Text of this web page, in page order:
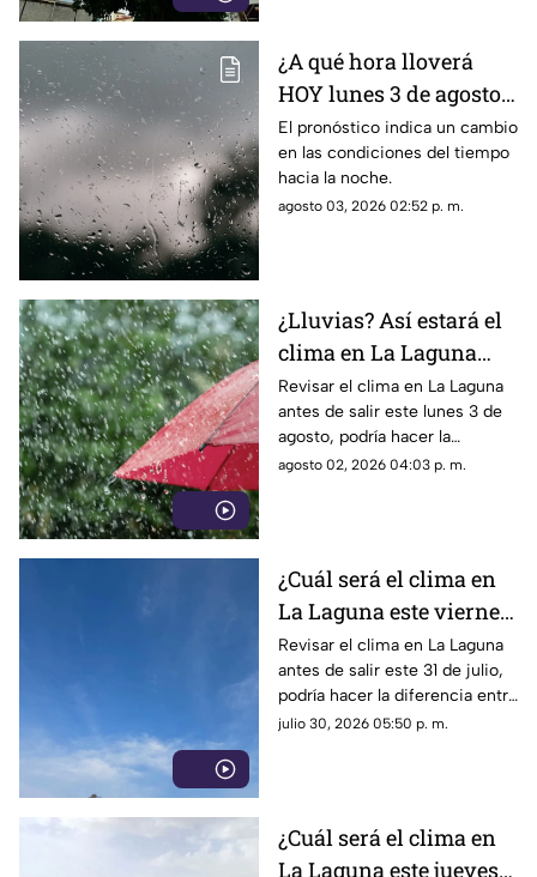
¿A qué hora lloverá
HOY lunes 3 de agosto
en Torreón?
El pronóstico indica un cambio
en las condiciones del tiempo
hacia la noche.
agosto 03, 2026 02:52 p. m.
¿Lluvias? Así estará el
clima en La Laguna
este lunes 3 de agosto
2026
Revisar el clima en La Laguna
antes de salir este lunes 3 de
agosto, podría hacer la
diferencia entre un día
agosto 02, 2026 04:03 p. m.
¿Cuál será el clima en
La Laguna este viernes
31 de julio 2026?
Revisar el clima en La Laguna
antes de salir este 31 de julio,
podría hacer la diferencia entre
un día tranquilo y uno lleno de
julio 30, 2026 05:50 p. m.
¿Cuál será el clima en
La Laguna este jueves